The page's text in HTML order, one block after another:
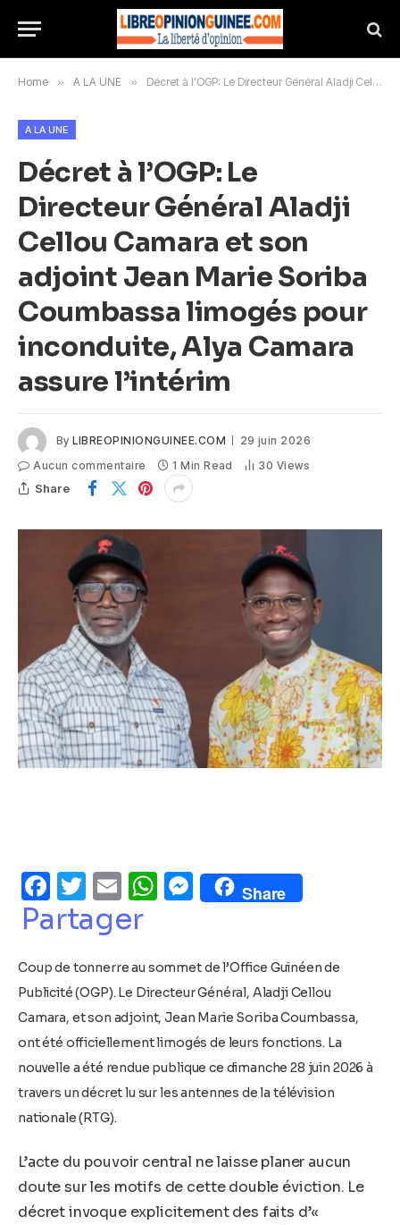
Home » A LA UNE » Décret à l’OGP: Le Directeur Général Aladji Cellou Camara et son adjoint Jean Marie Soriba Coumbassa limogés pour inconduite, Alya Camara assure l’intérim
A LA UNE
Décret à l’OGP: Le
Directeur Général Aladji
Cellou Camara et son
adjoint Jean Marie Soriba
Coumbassa limogés pour
inconduite, Alya Camara
assure l’intérim
By LIBREOPINIONGUINEE.COM
29 juin 2026
Aucun commentaire
1 Min Read 30 Views
Share
Facebook
Twitter
EmailWhatsApp
Messenger
Share
Partager
Coup de tonnerre au sommet de l’Office Guinéen de
Publicité (OGP). Le Directeur Général, Aladji Cellou
Camara, et son adjoint, Jean Marie Soriba Coumbassa,
ont été officiellement limogés de leurs fonctions. La
nouvelle a été rendue publique ce dimanche 28 juin 2026 à
travers un décret lu sur les antennes de la télévision
nationale (RTG).
L’acte du pouvoir central ne laisse planer aucun
doute sur les motifs de cette double éviction. Le
décret invoque explicitement des faits d’«